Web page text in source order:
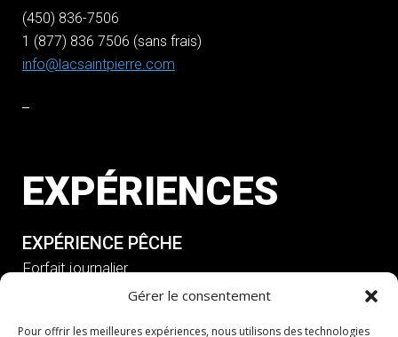
Gérer le consentement
Pour offrir les meilleures expériences, nous utilisons des technologies
(450) 836-7506
1 (877) 836 7506 (sans frais)
info@lacsaintpierre.com
EXPÉRIENCES
EXPÉRIENCE PÊCHE
Forfait journalier